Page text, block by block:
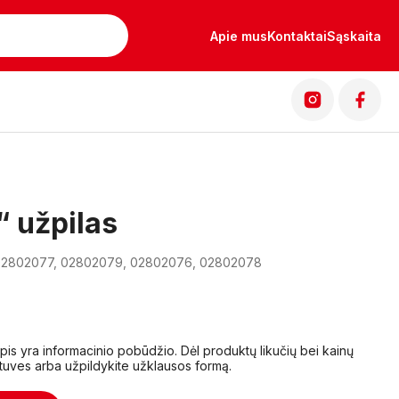
Apie musKontaktaiSąskaita
užpilas
02802079, 02802076, 02802078
yra informacinio pobūdžio. Dėl produktų likučių bei kainų
arba užpildykite užklausos formą.